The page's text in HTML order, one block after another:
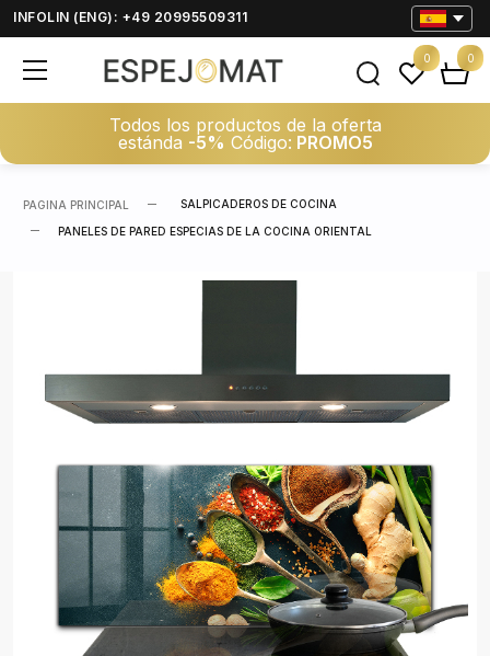
INFOLIN (ENG): +49 20995509311
Todos los productos de la oferta
estánda -5% Código: PROMO5
0 0
PAGINA PRINCIPAL SALPICADEROS DE COCINA
PANELES DE PARED ESPECIAS DE LA COCINA ORIENTAL